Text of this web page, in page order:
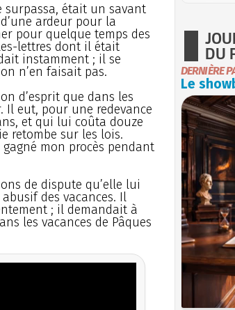
surpassa, était un savant
ardeur pour la
pour quelque temps des
lettres dont il était
instamment ; il se
n’en faisait pas.
d’esprit que dans les
eut, pour une redevance
et qui lui coûta douze
retombe sur les lois.
mon procès pendant
de dispute qu’elle lui
des vacances. Il
; il demandait à
les vacances de Pâques
DU
DERNIÈRE
Le